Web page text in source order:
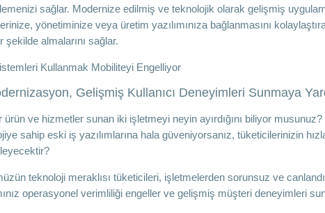
sağlar. Modernize edilmiş ve teknolojik olarak gelişmiş
yönetiminize veya üretim yazılımınıza bağlanmasını
şekilde almalarını sağlar.
Kullanmak Mobiliteyi Engelliyor
Gelişmiş Kullanıcı Deneyimleri Sunmaya
ürün ve hizmetler sunan iki işletmeyi neyin ayırdığını biliyor
sahip eski iş yazılımlarına hala güveniyorsanız, tüketicilerinizin
teknoloji meraklısı tüketicileri, işletmelerden sorunsuz ve
operasyonel verimliliği engeller ve gelişmiş müşteri deneyimleri